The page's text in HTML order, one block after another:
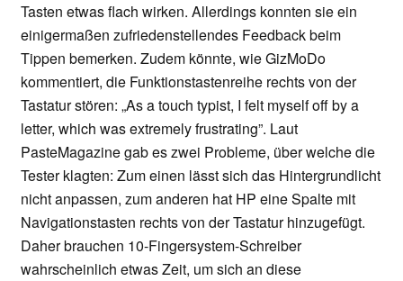
Tasten etwas flach wirken. Allerdings konnten sie ein
einigermaßen zufriedenstellendes Feedback beim
Tippen bemerken. Zudem könnte, wie GizMoDo
kommentiert, die Funktionstastenreihe rechts von der
Tastatur stören: „As a touch typist, I felt myself off by a
letter, which was extremely frustrating”. Laut
PasteMagazine gab es zwei Probleme, über welche die
Tester klagten: Zum einen lässt sich das Hintergrundlicht
nicht anpassen, zum anderen hat HP eine Spalte mit
Navigationstasten rechts von der Tastatur hinzugefügt.
Daher brauchen 10-Fingersystem-Schreiber
wahrscheinlich etwas Zeit, um sich an diese